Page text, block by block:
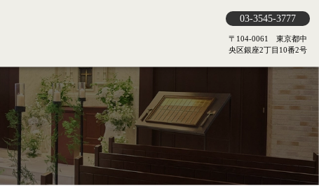
03-3545-3777
〒104-0061 東京都中
央区銀座2丁目10番2号